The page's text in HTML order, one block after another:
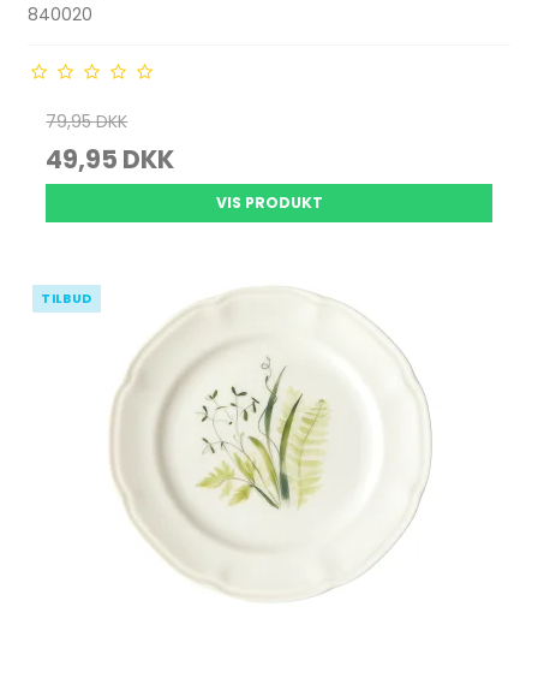
840020
79,95 DKK
49,95 DKK
VIS PRODUKT
TILBUD